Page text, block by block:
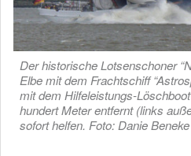
Der historische Lotsenschoner
Elbe mit dem Frachtschiff
mit dem Hilfeleistungs-
hundert Meter entfernt (links
sofort helfen. Foto: Danie